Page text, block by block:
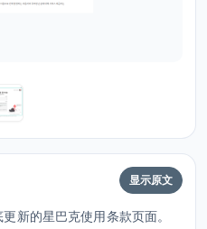
显示原文
新的星巴克使用条款页面。